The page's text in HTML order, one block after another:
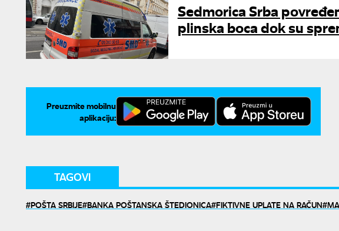
Sedmorica Srba
plinska boca dok su
Preuzmite mobilnu
aplikaciju:
TAGOVI
POŠTA SRBIJE BANKA POŠTANSKA ŠTEDIONICA FIKTIVNE UPLATE NA RAČUN